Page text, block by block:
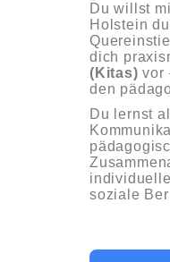
Du willst
Holstein
dich
(Kitas)vor
den
Du lernst
soziale